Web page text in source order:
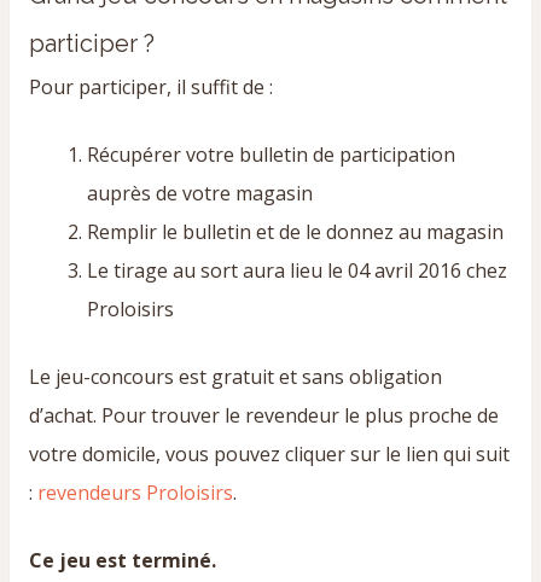
participer ?
Pour participer, il suffit de :
Récupérer votre bulletin de participation
auprès de votre magasin
Remplir le bulletin et de le donnez au magasin
Le tirage au sort aura lieu le 04 avril 2016 chez
Proloisirs
Le jeu-concours est gratuit et sans obligation
d’achat. Pour trouver le revendeur le plus proche de
votre domicile, vous pouvez cliquer sur le lien qui suit
: revendeurs Proloisirs.
Ce jeu est terminé.